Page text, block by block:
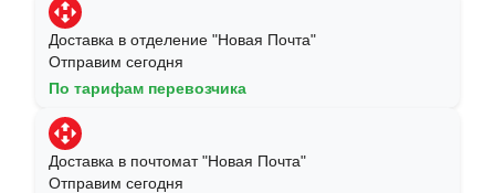
Доставка в отделение "Новая Почта"
Отправим сегодня
По тарифам перевозчика
Доставка в почтомат "Новая Почта"
Отправим сегодня